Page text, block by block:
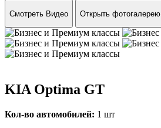
Смотреть Видео Открыть фотогалерею
KIA Optima GT
Кол-во автомобилей: 1 шт